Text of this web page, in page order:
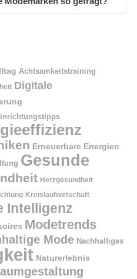
Achtsamkeitstraining
Digitale
Erneuerbare Energien
Gesunde
Herzgesundheit
Kreislaufwirtschaft
Intelligenz
Modetrends
Mode Nachhaltiges
Naturerlebnis